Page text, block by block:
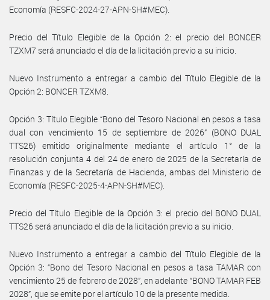
Economía (RESFC-2024-27-APN-SH#MEC).
Precio del Título Elegible de la Opción 2: el precio del BONCER
TZXM7 será anunciado el día de la licitación previo a su inicio.
Nuevo Instrumento a entregar a cambio del Título Elegible de la
Opción 2: BONCER TZXM8.
Opción 3: Título Elegible “Bono del Tesoro Nacional en pesos a tasa
dual con vencimiento 15 de septiembre de 2026” (BONO DUAL
TTS26) emitido originalmente mediante el artículo 1° de la
resolución conjunta 4 del 24 de enero de 2025 de la Secretaría de
Finanzas y de la Secretaría de Hacienda, ambas del Ministerio de
Economía (RESFC-2025-4-APN-SH#MEC).
Precio del Título Elegible de la Opción 3: el precio del BONO DUAL
TTS26 será anunciado el día de la licitación previo a su inicio.
Nuevo Instrumento a entregar a cambio del Título Elegible de la
Opción 3: “Bono del Tesoro Nacional en pesos a tasa TAMAR con
vencimiento 25 de febrero de 2028”, en adelante “BONO TAMAR FEB
2028”, que se emite por el artículo 10 de la presente medida.